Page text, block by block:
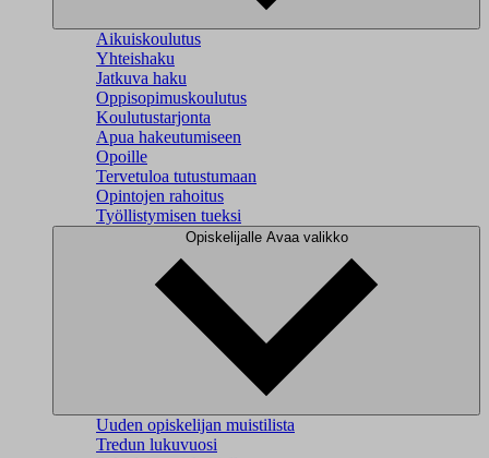
Aikuiskoulutus
Yhteishaku
Jatkuva haku
Oppisopimuskoulutus
Koulutustarjonta
Apua hakeutumiseen
Opoille
Tervetuloa tutustumaan
Opintojen rahoitus
Työllistymisen tueksi
Opiskelijalle Avaa valikko
Uuden opiskelijan muistilista
Tredun lukuvuosi